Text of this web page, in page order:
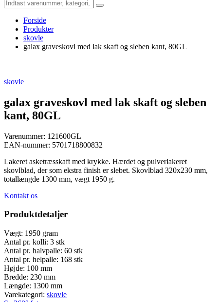
Forside
Produkter
skovle
galax graveskovl med lak skaft og sleben kant, 80GL
skovle
galax graveskovl med lak skaft og sleben
kant, 80GL
Varenummer: 121600GL
EAN-nummer: 5701718800832
Lakeret asketræsskaft med krykke. Hærdet og pulverlakeret
skovlblad, der som ekstra finish er slebet. Skovlblad 320x230 mm,
totallængde 1300 mm, vægt 1950 g.
Kontakt os
Produktdetaljer
Vægt: 1950 gram
Antal pr. kolli: 3 stk
Antal pr. halvpalle: 60 stk
Antal pr. helpalle: 168 stk
Højde: 100 mm
Bredde: 230 mm
Længde: 1300 mm
Varekategori: skovle